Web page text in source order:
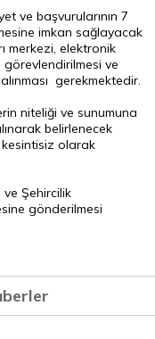
ve başvurularının 7
imkan sağlayacak
merkezi, elektronik
görevlendirilmesi ve
gerekmektedir.
niteliği ve sunumuna
belirlenecek
olarak
ve Şehircilik
gönderilmesi